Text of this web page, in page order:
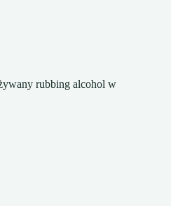
rubbing alcohol w